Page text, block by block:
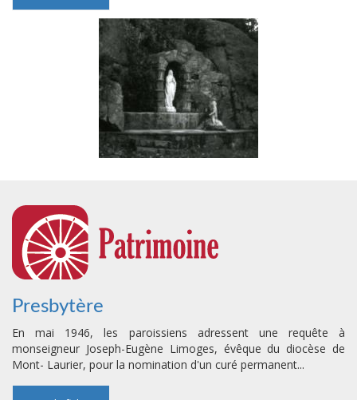
Presbytère
En mai 1946, les paroissiens adressent une requête à
monseigneur Joseph-Eugène Limoges, évêque du diocèse de
Mont- Laurier, pour la nomination d'un curé permanent...